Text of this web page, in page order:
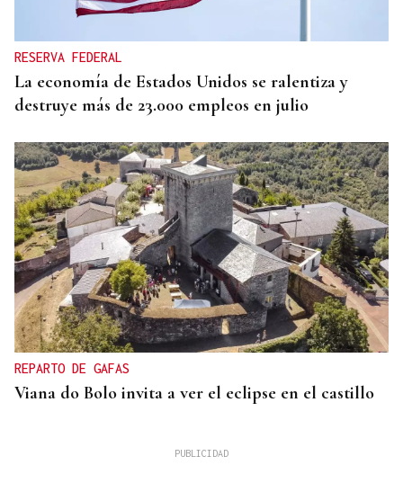
RESERVA FEDERAL
La economía de Estados Unidos se ralentiza y
destruye más de 23.000 empleos en julio
REPARTO DE GAFAS
Viana do Bolo invita a ver el eclipse en el castillo